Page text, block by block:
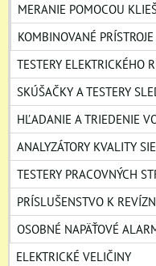
MERANIE POMOCOU
KOMBINOVANÉ
TESTERY ELEKTRICKÉHO
SKÚŠAČKY A TESTERY
HĽADANIE A TRIEDENIE
ANALYZÁTORY KVALITY
TESTERY PRACOVNÝCH
PRÍSLUŠENSTVO K
OSOBNÉ NAPÄŤOVÉ
ELEKTRICKÉ VELIČINY